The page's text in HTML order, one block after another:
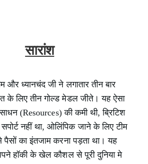
सारांश
और ध्यानचंद जी ने लगातार तीन बार
के लिए तीन गोल्ड मेडल जीते। यह ऐसा
(Resources)की कमी थी, ब्रिटिश
नहीं था, ओलिंपिक जाने के लिए टीम
पैसों का इंतजाम करना पड़ता था। यह
हॉकी के खेल कौशल से पूरी दुनिया मे